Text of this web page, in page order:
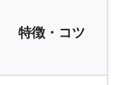
特徴・コツ